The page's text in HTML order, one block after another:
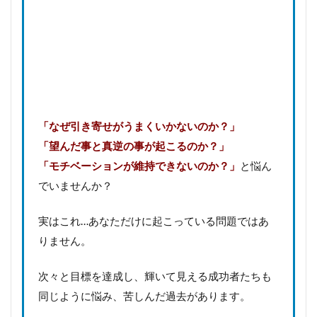
「なぜ引き寄せがうまくいかないのか？」
「望んだ事と真逆の事が起こるのか？」
「モチベーションが維持できないのか？」 と悩ん
でいませんか？
実はこれ…あなただけに起こっている問題ではあ
りません。
次々と目標を達成し、輝いて見える成功者たちも
同じように悩み、苦しんだ過去があります。